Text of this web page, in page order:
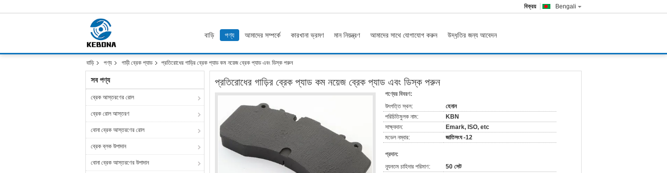
Bengali
বিক্রয়
বাড়ি পণ্য আমাদের সম্পর্কে কারখানা ভ্রমণ মান নিয়ন্ত্রণ আমাদের সাথে যোগাযোগ করুন উদ্ধৃতির জন্য আবেদন
বাড়ি পণ্য গাড়ী ব্রেক প্যাড প্রতিরোধের গাড়ির ব্রেক প্যাড কম নয়েজ ব্রেক প্যাড এবং ডিস্ক পরুন
সব পণ্য
ব্রেক আস্তরণের রোল
ব্রেক রোল আস্তরণ
বোনা ব্রেক আস্তরণের রোল
ব্রেক ব্লক উপাদান
বোনা ব্রেক আস্তরণের উপাদান
প্রতিরোধের গাড়ির ব্রেক প্যাড কম নয়েজ ব্রেক প্যাড এবং ডিস্ক পরুন
পণ্যের বিবরণ:
উৎপত্তি স্থল:
হেনান
পরিচিতিমুলক নাম:
KBN
সাক্ষ্যদান:
Emark, ISO, etc
মডেল নম্বার:
জাতিসংঘ -12
প্রদান:
ন্যূনতম চাহিদার পরিমাণ:
50 সেট